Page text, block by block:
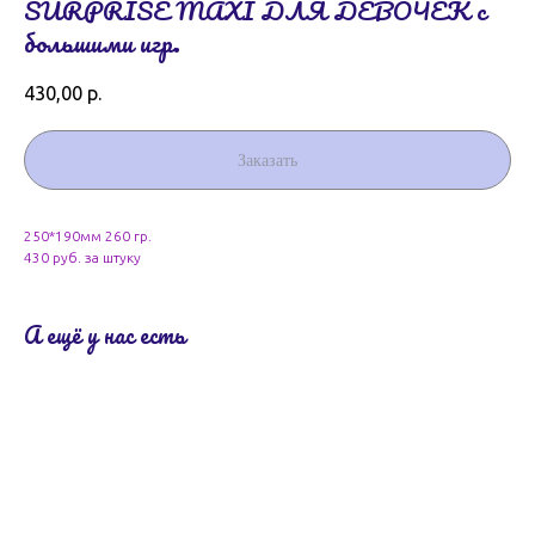
SURPRISE MAXI ДЛЯ ДЕВОЧЕК с
большими игр.
430,00 р.
Заказать
250*190мм 260 гр.
430 руб. за штуку
А ещё у нас есть